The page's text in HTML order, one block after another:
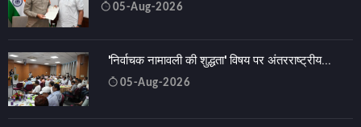
05-Aug-2026
'निर्वाचक नामावली की शुद्धता' विषय पर अंतरराष्ट्रीय...
05-Aug-2026